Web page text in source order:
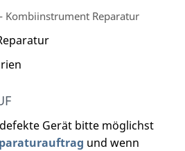
- Kombiinstrument Reparatur
Gerät bitte möglichst
und wenn